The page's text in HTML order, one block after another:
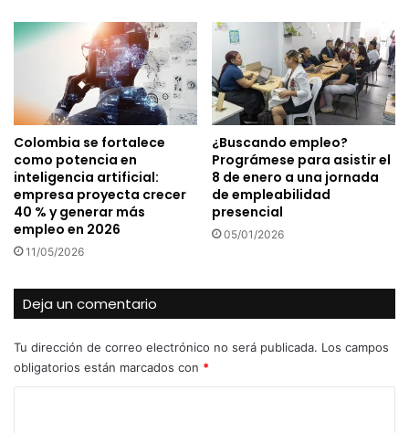
Colombia se fortalece
como potencia en
inteligencia artificial:
empresa proyecta crecer
40 % y generar más
empleo en 2026
11/05/2026
¿Buscando empleo?
Prográmese para asistir el
8 de enero a una jornada
de empleabilidad
presencial
05/01/2026
Deja un comentario
Tu dirección de correo electrónico no será publicada. Los campos
obligatorios están marcados con *